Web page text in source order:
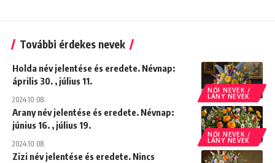
További érdekes nevek
NŐI NEVEK /
LÁNY NEVEK
Holda név jelentése és eredete. Névnap:
április 30. , július 11.
2024.10.08.
NŐI NEVEK /
LÁNY NEVEK
Arany név jelentése és eredete. Névnap:
június 16. , július 19.
2024.10.08.
Zizi név jelentése és eredete. Nincs